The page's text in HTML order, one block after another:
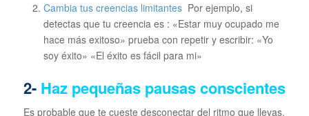
Cambia tus creencias limitantesPor ejemplo, si
detectas que tu creencia es : «Estar muy ocupado me
hace más exitoso» prueba con repetir y escribir: «Yo
soy éxito» «El éxito es fácil para mi»
2- Haz pequeñas pausas conscientes
Es probable que te cueste desconectar del ritmo que llevas,